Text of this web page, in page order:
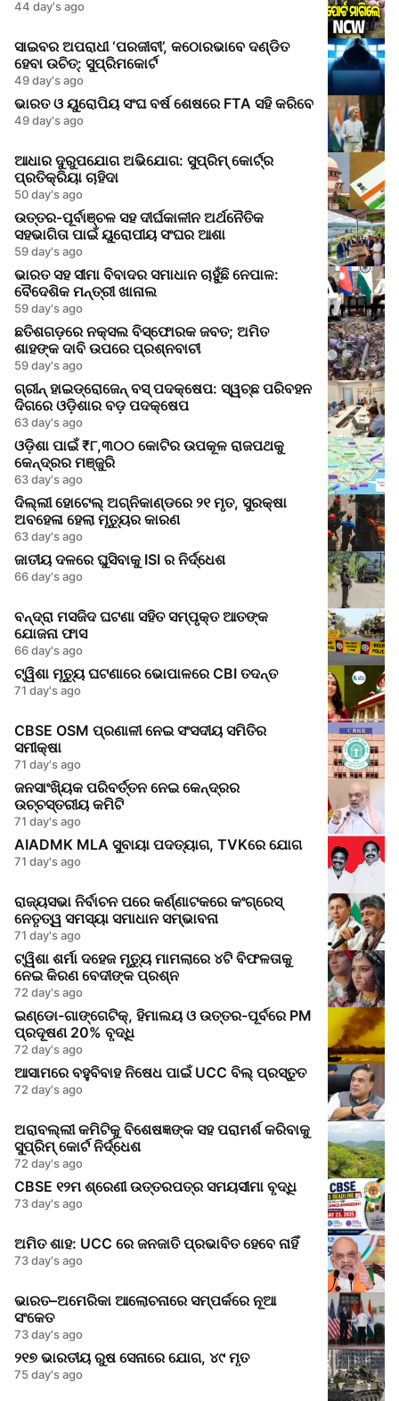
44 day's ago
ସାଇବର ଅପରାଧୀ ‘ପରଜୀବୀ’, କଠୋରଭାବେ ଦଣ୍ଡିତ
ହେବା ଉଚିତ୍: ସୁପ୍ରିମକୋର୍ଟ
49 day's ago
ଭାରତ ଓ ୟୁରୋପିୟ ସଂଘ ବର୍ଷ ଶେଷରେ FTA ସହି କରିବେ
49 day's ago
ଆଧାର ଦୁରୁପଯୋଗ ଅଭିଯୋଗ: ସୁପ୍ରିମ୍ କୋର୍ଟ୍‌ର
ପ୍ରତିକ୍ରିୟା ଚାହିଦା
50 day's ago
ଉତ୍ତର-ପୂର୍ବାଞ୍ଚଳ ସହ ଦୀର୍ଘକାଳୀନ ଅର୍ଥନୈତିକ
ସହଭାଗିତା ପାଇଁ ୟୁରୋପୀୟ ସଂଘର ଆଶା
59 day's ago
ଭାରତ ସହ ସୀମା ବିବାଦର ସମାଧାନ ଚାହୁଁଛି ନେପାଳ:
ବୈଦେଶିକ ମନ୍ତ୍ରୀ ଖାନାଲ
59 day's ago
ଛତିଶଗଡ଼ରେ ନକ୍ସଲ ବିସ୍ଫୋରକ ଜବତ; ଅମିତ
ଶାହଙ୍କ ଦାବି ଉପରେ ପ୍ରଶ୍ନବାଚୀ
59 day's ago
ଗ୍ରୀନ୍ ହାଇଡ୍ରୋଜେନ୍ ବସ୍ ପଦକ୍ଷେପ: ସ୍ୱଚ୍ଛ ପରିବହନ
ଦିଗରେ ଓଡ଼ିଶାର ବଡ଼ ପଦକ୍ଷେପ
63 day's ago
ଓଡ଼ିଶା ପାଇଁ ₹୮,୩୦୦ କୋଟିର ଉପକୂଳ ରାଜପଥକୁ
କେନ୍ଦ୍ରର ମଞ୍ଜୁରି
63 day's ago
ଦିଲ୍ଲୀ ହୋଟେଲ୍ ଅଗ୍ନିକାଣ୍ଡରେ ୨୧ ମୃତ, ସୁରକ୍ଷା
ଅବହେଳା ହେଲା ମୃତ୍ୟୁର କାରଣ
63 day's ago
ଜାତୀୟ ଦଳରେ ଘୁସିବାକୁ ISI ର ନିର୍ଦ୍ଧେଶ
66 day's ago
ବନ୍ଦ୍ରା ମସଜିଦ ଘଟଣା ସହିତ ସମ୍ପୃକ୍ତ ଆତଙ୍କ
ଯୋଜନା ଫାସ
66 day's ago
ଟ୍ୱିଶା ମୃତ୍ୟୁ ଘଟଣାରେ ଭୋପାଳରେ CBI ତଦନ୍ତ
71 day's ago
CBSE OSM ପ୍ରଣାଳୀ ନେଇ ସଂସଦୀୟ ସମିତିର
ସମୀକ୍ଷା
71 day's ago
ଜନସାଂଖ୍ୟିକ ପରିବର୍ତ୍ତନ ନେଇ କେନ୍ଦ୍ରର
ଉଚ୍ଚସ୍ତରୀୟ କମିଟି
71 day's ago
AIADMK MLA ସୁବାୟା ପଦତ୍ୟାଗ, TVKରେ ଯୋଗ
71 day's ago
ରାଜ୍ୟସଭା ନିର୍ବାଚନ ପରେ କର୍ଣ୍ଣାଟକରେ କଂଗ୍ରେସ୍
ନେତୃତ୍ୱ ସମସ୍ୟା ସମାଧାନ ସମ୍ଭାବନା
71 day's ago
ଟ୍ୱିଶା ଶର୍ମା ଦହେଜ ମୃତ୍ୟୁ ମାମଲାରେ ୪ଟି ବିଫଳତାକୁ
ନେଇ କିରଣ ବେଦୀଙ୍କ ପ୍ରଶ୍ନ
72 day's ago
ଇଣ୍ଡୋ-ଗାଙ୍ଗେଟିକ୍, ହିମାଲୟ ଓ ଉତ୍ତର-ପୂର୍ବରେ PM
ପ୍ରଦୂଷଣ 20% ବୃଦ୍ଧି
72 day's ago
ଆସାମରେ ବହୁବିବାହ ନିଷେଧ ପାଇଁ UCC ବିଲ୍ ପ୍ରସ୍ତୁତ
72 day's ago
ଅରାବଲ୍ଲୀ କମିଟିକୁ ବିଶେଷଜ୍ଞଙ୍କ ସହ ପରାମର୍ଶ କରିବାକୁ
ସୁପ୍ରିମ୍‌ କୋର୍ଟ ନିର୍ଦ୍ଧେଶ
72 day's ago
CBSE ୧୨ମ ଶ୍ରେଣୀ ଉତ୍ତରପତ୍ର ସମୟସୀମା ବୃଦ୍ଧି
73 day's ago
ଅମିତ ଶାହ: UCC ରେ ଜନଜାତି ପ୍ରଭାବିତ ହେବେ ନାହିଁ
73 day's ago
ଭାରତ–ଅମେରିକା ଆଲୋଚନାରେ ସମ୍ପର୍କରେ ନୂଆ
ସଂକେତ
73 day's ago
୨୧୭ ଭାରତୀୟ ରୁଷ ସେନାରେ ଯୋଗ, ୪୯ ମୃତ
75 day's ago